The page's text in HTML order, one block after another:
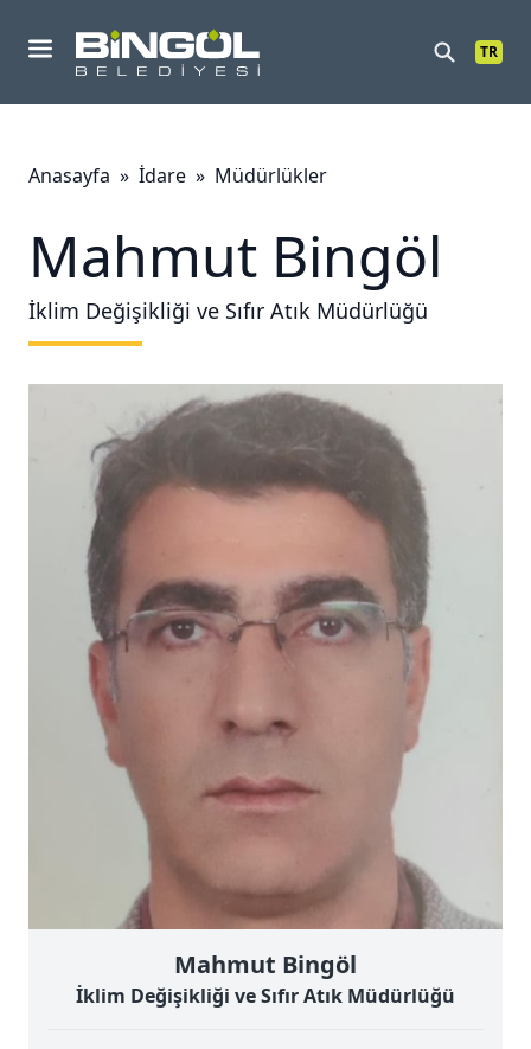
Mobil Menu TR
Anasayfa » İdare » Müdürlükler
Mahmut Bingöl
İklim Değişikliği ve Sıfır Atık Müdürlüğü
Mahmut Bingöl
İklim Değişikliği ve Sıfır Atık Müdürlüğü